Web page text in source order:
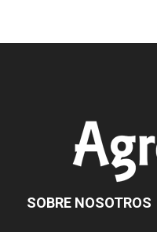
SOBRE NOSOTROS